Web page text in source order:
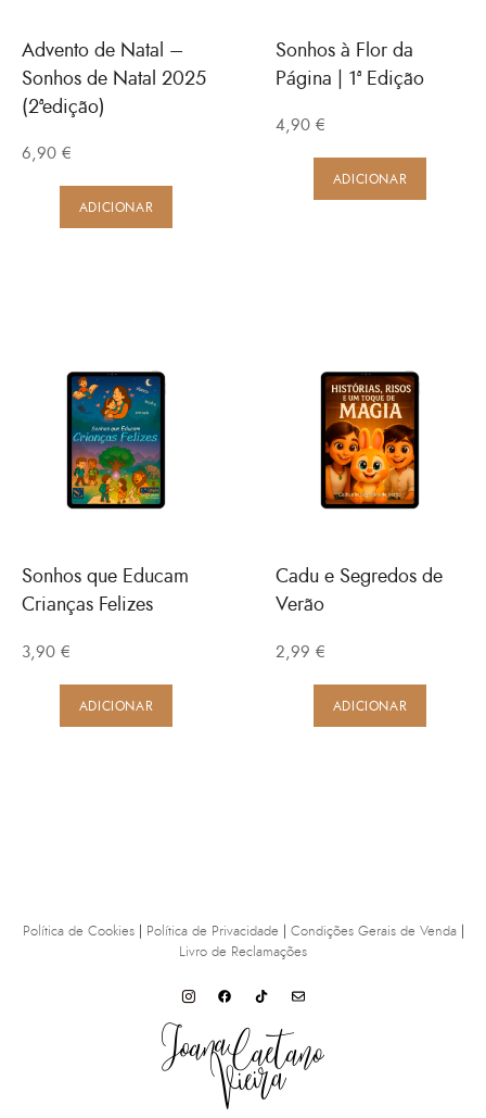
Advento de Natal –
Sonhos de Natal 2025
(2ªedição)
6,90 €
ADICIONAR
Sonhos à Flor da
Página | 1ª Edição
4,90 €
ADICIONAR
Sonhos que Educam
Crianças Felizes
3,90 €
ADICIONAR
Cadu e Segredos de
Verão
2,99 €
ADICIONAR
Política de Cookies| Política de Privacidade | Condições Gerais de Venda|
Livro de Reclamações